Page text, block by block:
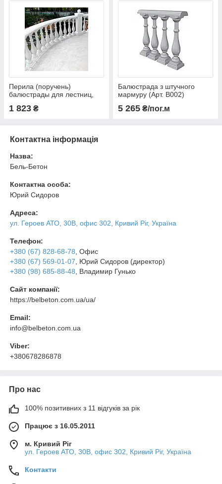
Перила (поручень)
балюстрады для лестниц,
1 823 ₴
Балюстрада з штучного
мармуру (Арт. B002)
5 265 ₴/пог.м
Контактна інформація
Назва:
Бель-Бетон
Контактна особа:
Юрий Сидоров
Адреса:
ул. Героев АТО, 30В, офис 302, Кривий Ріг, Україна
Телефон:
+380 (67) 828-68-78, Офис
+380 (67) 569-01-07, Юрий Сидоров (директор)
+380 (98) 685-88-48, Владимир Гунько
Сайт компанії:
https://belbeton.com.ua/ua/
Email:
info@belbeton.com.ua
Viber:
+380678286878
Про нас
100% позитивних з 11 відгуків за рік
Працює з 16.05.2011
м. Кривий Ріг
ул. Героев АТО, 30В, офис 302, Кривий Ріг, Україна
Контакти